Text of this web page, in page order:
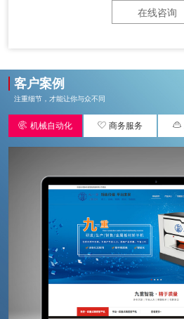
在线咨询
客户案例
注重细节，才能让你与众不同
 机械自动化  商务服务 